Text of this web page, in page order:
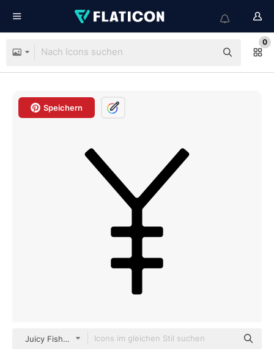
0
Speichern
Juicy Fish Solid